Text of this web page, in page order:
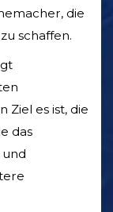
die
schaffen.
Ziel es ist, die
das